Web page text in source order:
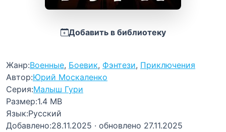
Добавить в библиотеку
Жанр:Военные, Боевик, Фэнтези, Приключения
Автор:Юрий Москаленко
Серия:Малыш Гури
Размер:1.4 MB
Язык:Русский
Добавлено:28.11.2025 · обновлено 27.11.2025